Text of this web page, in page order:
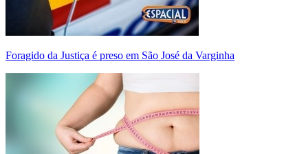
Foragido da Justiça é preso em São José da Varginha